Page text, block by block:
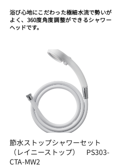
浴び心地にこだわった極細水流で勢いが
よく、360度角度調整ができるシャワー
ヘッドです。
節水ストップシャワーセット
（レイニーストップ） PS303-
CTA-MW2